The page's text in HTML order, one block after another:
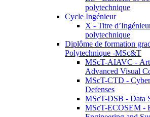
polytechnique
Cycle Ingénieur
X - Titre
polytechnique
Diplôme de formation
Polytechnique -MSc&T
MScT-AIAVC -
Advanced Visual
MScT-CTD -
Defenses
MScT-DSB - Data
MScT-ECOSEM -